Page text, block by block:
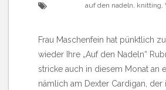
auf den nadeln knitting
Frau Maschenfein hat pünktlich
wieder Ihre „Auf den Nadeln“
stricke auch in diesem Monat an
nämlich am Dexter Cardigan, der